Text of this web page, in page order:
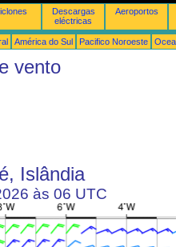
Descargas
eléctricas
Aeroportos
América do Sul Pacifico Noroeste
vento
Islândia
às 06 UTC